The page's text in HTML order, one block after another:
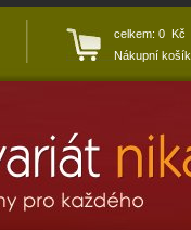
celkem: 0 Kč
Nákupní košík